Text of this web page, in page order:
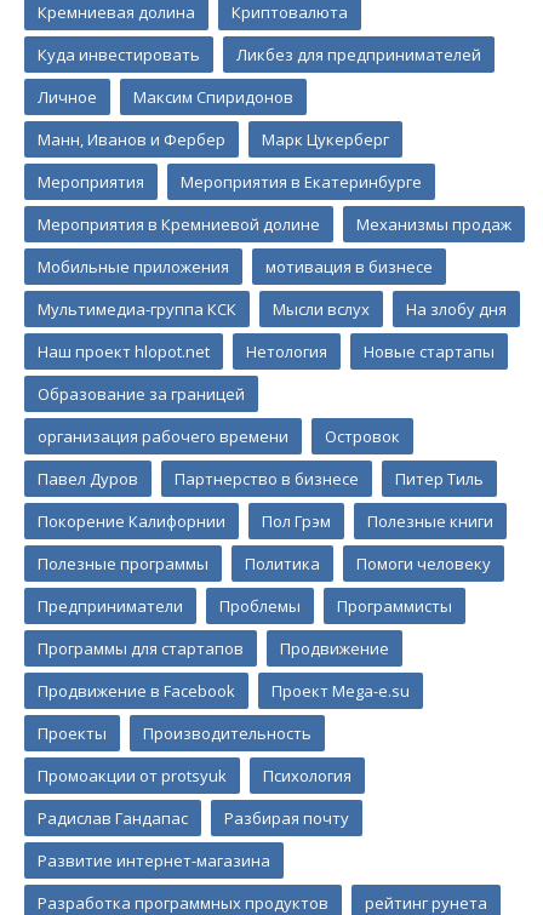
Кремниевая долина
Криптовалюта
Куда инвестировать
Ликбез для предпринимателей
Личное
Максим Спиридонов
Манн, Иванов и Фербер
Марк Цукерберг
Мероприятия
Мероприятия в Екатеринбурге
Мероприятия в Кремниевой долине
Механизмы продаж
Мобильные приложения
мотивация в бизнесе
Мультимедиа-группа КСК
Мысли вслух
На злобу дня
Наш проект hlopot.net
Нетология
Новые стартапы
Образование за границей
организация рабочего времени
Островок
Павел Дуров
Партнерство в бизнесе
Питер Тиль
Покорение Калифорнии
Пол Грэм
Полезные книги
Полезные программы
Политика
Помоги человеку
Предприниматели
Проблемы
Программисты
Программы для стартапов
Продвижение
Продвижение в Facebook
Проект Mega-e.su
Проекты
Производительность
Промоакции от protsyuk
Психология
Радислав Гандапас
Разбирая почту
Развитие интернет-магазина
Разработка программных продуктов
рейтинг рунета